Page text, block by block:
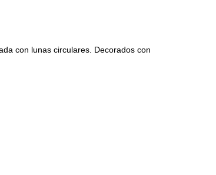
con lunas circulares. Decorados con